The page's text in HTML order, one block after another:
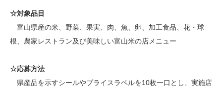
☆対象品目
富山県産の米、野菜、果実、肉、魚、卵、加工食品、花・球
根、農家レストラン及び美味しい富山米の店メニュー
☆応募方法
県産品を示すシールやプライスラベルを10枚一口とし、実施店